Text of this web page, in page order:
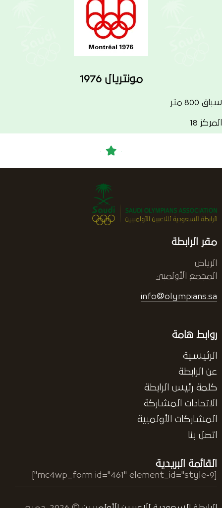
مونتريال 1976
سباق 800 متر
المركز 18
مقر الرابطة
الرياض
المجمع الأولمبي
info@olympians.sa
روابط هامة
الرئيسية
عن الرابطة
كلمة رئيس الرابطة
الاتحادات المشاركة
المشاركات الأولمبية
اتصل بنا
القائمة البريدية